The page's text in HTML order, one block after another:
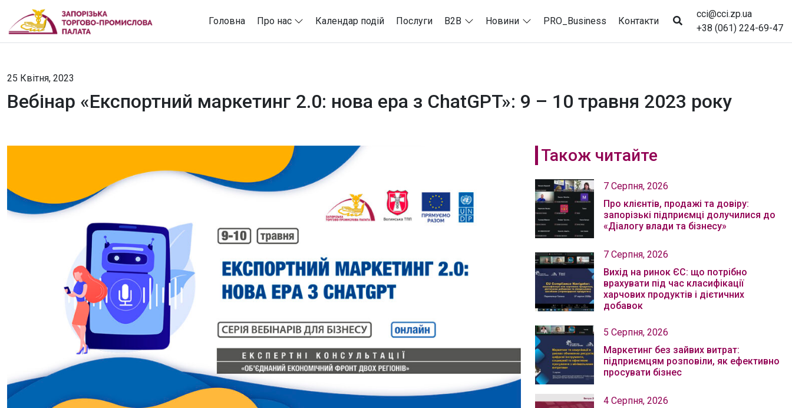
Головна Про нас Календар подій Послуги B2B Новини PRO_Business Контакти
cci@cci.zp.ua
+38 (061) 224-69-47
25 Квітня, 2023
Вебінар «Експортний маркетинг 2.0: нова ера з ChatGPT»: 9 – 10 травня 2023 року
Також читайте
7 Серпня, 2026
Про клієнтів, продажі та довіру:
запорізькі підприємці долучилися до
«Діалогу влади та бізнесу»
7 Серпня, 2026
Вихід на ринок ЄС: що потрібно
врахувати під час класифікації
харчових продуктів і дієтичних
добавок
5 Серпня, 2026
Маркетинг без зайвих витрат:
підприємцям розповіли, як ефективно
просувати бізнес
4 Серпня, 2026